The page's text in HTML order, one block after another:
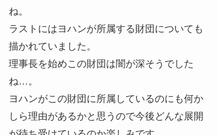
ね。
ラストにはヨハンが所属する財団についても
描かれていました。
理事長を始めこの財団は闇が深そうでした
ね…。
ヨハンがこの財団に所属しているのにも何か
しら理由があるかと思うので今後どんな展開